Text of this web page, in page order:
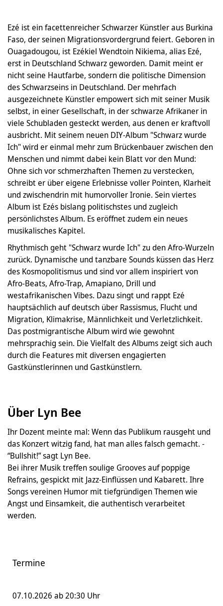
Ezé ist ein facettenreicher Schwarzer Künstler aus Burkina
Faso, der seinen Migrationsvordergrund feiert. Geboren in
Ouagadougou, ist Ezékiel Wendtoin Nikiema, alias Ezé,
erst in Deutschland Schwarz geworden. Damit meint er
nicht seine Hautfarbe, sondern die politische Dimension
des Schwarzseins in Deutschland. Der mehrfach
ausgezeichnete Künstler empowert sich mit seiner Musik
selbst, in einer Gesellschaft, in der schwarze Afrikaner in
viele Schubladen gesteckt werden, aus denen er kraftvoll
ausbricht. Mit seinem neuen DIY-Album "Schwarz wurde
Ich" wird er einmal mehr zum Brückenbauer zwischen den
Menschen und nimmt dabei kein Blatt vor den Mund:
Ohne sich vor schmerzhaften Themen zu verstecken,
schreibt er über eigene Erlebnisse voller Pointen, Klarheit
und zwischendrin mit humorvoller Ironie. Sein viertes
Album ist Ezés bislang politischstes und zugleich
persönlichstes Album. Es eröffnet zudem ein neues
musikalisches Kapitel.
Rhythmisch geht "Schwarz wurde Ich" zu den Afro-Wurzeln
zurück. Dynamische und tanzbare Sounds küssen das Herz
des Kosmopolitismus und sind vor allem inspiriert von
Afro-Beats, Afro-Trap, Amapiano, Drill und
westafrikanischen Vibes. Dazu singt und rappt Ezé
hauptsächlich auf deutsch über Rassismus, Flucht und
Migration, Klimakrise, Männlichkeit und Verletzlichkeit.
Das postmigrantische Album wird wie gewohnt
mehrsprachig sein. Die Vielfalt des Albums zeigt sich auch
durch die Features mit diversen engagierten
Gastkünstlerinnen und Gastkünstlern.
Über Lyn Bee
Ihr Dozent meinte mal: Wenn das Publikum rausgeht und
das Konzert witzig fand, hat man alles falsch gemacht. -
“Bullshit!” sagt Lyn Bee.
Bei ihrer Musik treffen soulige Grooves auf poppige
Refrains, gespickt mit Jazz-Einflüssen und Kabarett. Ihre
Songs vereinen Humor mit tiefgründigen Themen wie
Angst und Einsamkeit, die authentisch verarbeitet
werden.
Termine
07.10.2026 ab 20:30 Uhr